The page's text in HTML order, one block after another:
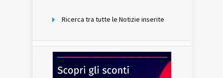
Ricerca tra tutte le Notizie inserite